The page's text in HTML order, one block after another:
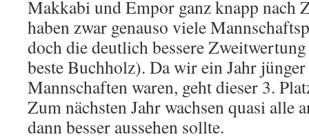
Makkabi und Empor ganz knapp nach
haben zwar genauso viele
doch die deutlich bessere
beste Buchholz). Da wir ein Jahr
Mannschaften waren, geht dieser 3.
Zum nächsten Jahr wachsen quasi alle
dann besser aussehen sollte.